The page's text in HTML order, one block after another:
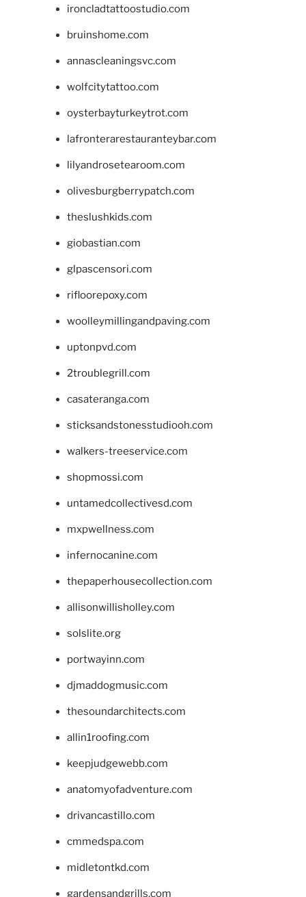
ironcladtattoostudio.com
bruinshome.com
annascleaningsvc.com
wolfcitytattoo.com
oysterbayturkeytrot.com
lafronterarestauranteybar.com
lilyandrosetearoom.com
olivesburgberrypatch.com
theslushkids.com
giobastian.com
glpascensori.com
rifloorepoxy.com
woolleymillingandpaving.com
uptonpvd.com
2troublegrill.com
casateranga.com
sticksandstonesstudiooh.com
walkers-treeservice.com
shopmossi.com
untamedcollectivesd.com
mxpwellness.com
infernocanine.com
thepaperhousecollection.com
allisonwillisholley.com
solslite.org
portwayinn.com
djmaddogmusic.com
thesoundarchitects.com
allin1roofing.com
keepjudgewebb.com
anatomyofadventure.com
drivancastillo.com
cmmedspa.com
midletontkd.com
gardensandgrills.com